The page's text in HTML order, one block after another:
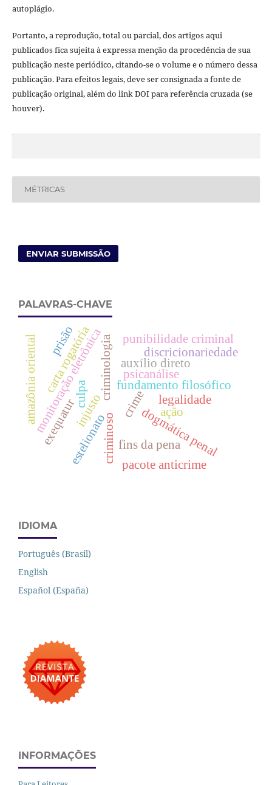
autoplágio.
Portanto, a reprodução, total ou parcial, dos artigos aqui
publicados fica sujeita à expressa menção da procedência de sua
publicação neste periódico, citando-se o volume e o número dessa
publicação. Para efeitos legais, deve ser consignada a fonte de
publicação original, além do link DOI para referência cruzada (se
houver).
MÉTRICAS
ENVIAR SUBMISSÃO
PALAVRAS-CHAVE
ação
crime
dogmática penal
fundamento filosófico
criminologia
criminoso
psicanálise
injusto
culpa
monitoração eletrônica
amazônia oriental punibilidade criminal
fins da pena
carta rogatória auxílio direto
exequatur
discricionariedade
legalidade
estelionato
prisão
pacote anticrime
IDIOMA
Português (Brasil)
English
Español (España)
INFORMAÇÕES